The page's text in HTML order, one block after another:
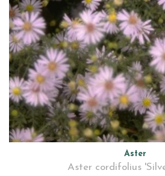
Aster
Aster cordifolius